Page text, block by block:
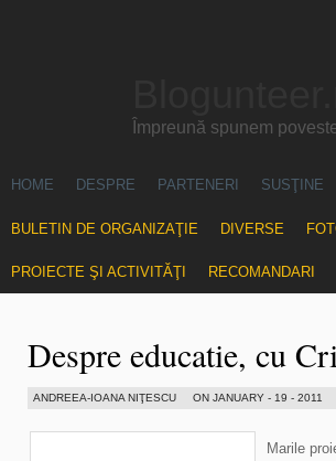
Împreună spunem
HOME DESPRE PARTENERI SUSŢINE
BULETIN DE ORGANIZAŢIE DIVERSE
PROIECTE ŞI ACTIVITĂŢI RECOMANDARI
Despre educatie, cu
ANDREEA-IOANA NIŢESCU ON JANUARY - 19 - 2011
Marile